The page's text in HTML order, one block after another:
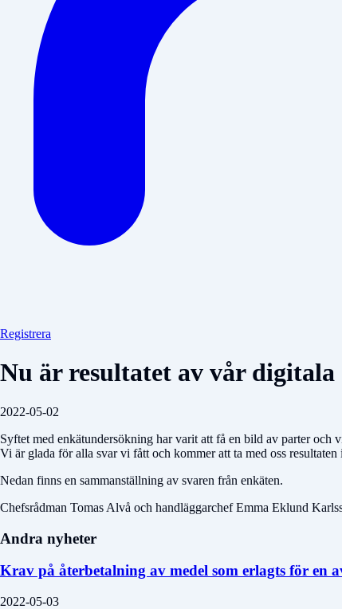
Registrera
Nu är resultatet av vår
2022-05-02
Syftet med enkätundersökning har varit att få en bild av parter och
Vi är glada för alla svar vi fått och kommer att ta med oss resultaten
Nedan finns en sammanställning av svaren från enkäten.
Chefsrådman Tomas Alvå och handläggarchef Emma Eklund
Andra nyheter
Krav på återbetalning av medel som erlagts för en
2022-05-03